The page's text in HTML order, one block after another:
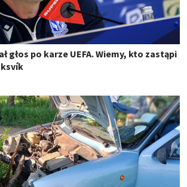
głos po karze UEFA. Wiemy, kto zastąpi